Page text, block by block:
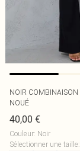
NOIR COMBINAISON
NOUÉ
40,00 €
Couleur: Noir
Sélectionner une taille: